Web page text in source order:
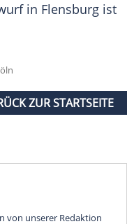
in Flensburg ist
ZUR STARTSEITE
von unserer Redaktion